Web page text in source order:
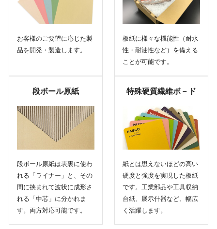
お客様のご要望に応じた製
品を開発・製造します。
板紙に様々な機能性（耐水
性・耐油性など）を備える
ことが可能です。
段ボール原紙
段ボール原紙は表裏に使わ
れる「ライナー」と、その
間に挟まれて波状に成形さ
れる「中芯」に分かれま
す。両方対応可能です。
特殊硬質繊維ボ－ド
紙とは思えないほどの高い
硬度と強度を実現した板紙
です。工業部品や工具収納
台紙、展示什器など、幅広
く活躍します。